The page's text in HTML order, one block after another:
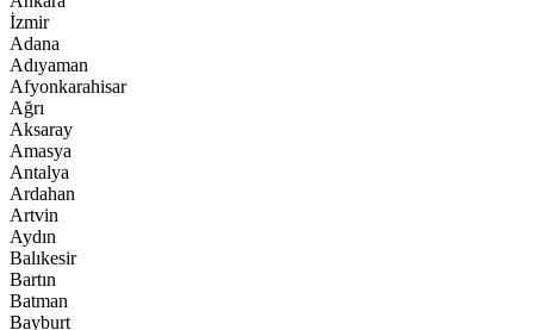
İzmir
Adana
Adıyaman
Afyonkarahisar
Ağrı
Aksaray
Amasya
Antalya
Ardahan
Artvin
Aydın
Balıkesir
Bartın
Batman
Bayburt